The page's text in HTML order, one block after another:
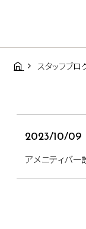
スタッフブロ
2023/10/09
アメニティバ